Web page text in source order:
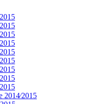
2014⁄2015